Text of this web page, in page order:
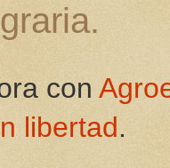
con
libertad.